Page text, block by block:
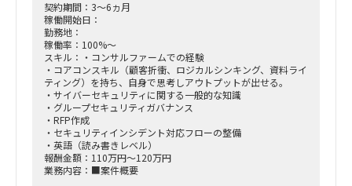
・ CWの管理(システム登録、PCとPhoto ID貸与、eLearningな
ど)
・在庫を置くキャビネットの確保（月一回WREFに申請して延
長手配）
・モバイルサポートに聞くべきではない内容について相談をう
けて判断(たとえばiPad/iPhone上でおきたMS Officeなどのア
プリケーションの問題。対象外なのでServiceDeskを案内する
よう指示するだけ。（月1回程度）)
■稼働率：100%
■働き方：クライアントオフィス（港区）&テレワーク ※必
要に応じて出社（そこまで出社することはないと想定していま
す。
2025年10月-12月 ：運用テスト・教育
※すでにプロジェクトスタートしており、手続き完了次第の
参画希望
■作業工程
作業工程全般を通してのベンダーコントロール、主管部門調整
■勤務地情報
大阪府中之島駅 徒歩5分
■働き方リモート可 週1~2在宅可能
■その他 元請との直契約となります。
契約期間：3～6ヵ月
稼働開始日：
勤務地：
稼働率：100%～
スキル：・コンサルファームでの経験
・コアコンスキル（顧客折衝、ロジカルシンキング、資料ライ
ティング）を持ち、自身で思考しアウトプットが出せる。
・サイバーセキュリティに関する一般的な知識
・グループセキュリティガバナンス
・RFP作成
・セキュリティインシデント対応フローの整備
・英語（読み書きレベル）
報酬金額：110万円～120万円
業務内容：■案件概要